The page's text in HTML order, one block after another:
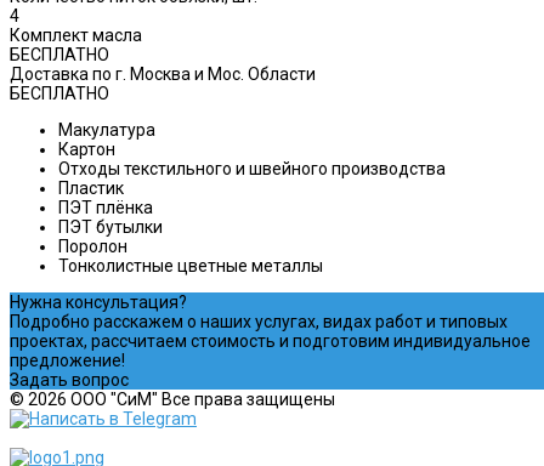
4
Комплект масла
БЕСПЛАТНО
Доставка по г. Москва и Мос. Области
БЕСПЛАТНО
Макулатура
Картон
Отходы текстильного и швейного производства
Пластик
ПЭТ плёнка
ПЭТ бутылки
Поролон
Тонколистные цветные металлы
Нужна консультация?
Подробно расскажем о наших услугах, видах работ и типовых
проектах, рассчитаем стоимость и подготовим индивидуальное
предложение!
Задать вопрос
© 2026 ООО "СиМ" Все права защищены